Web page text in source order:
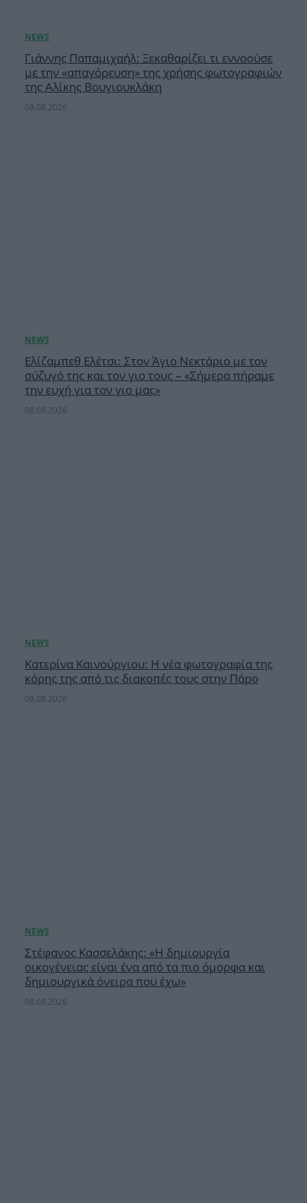
Γιάννης Παπαμιχαήλ: Ξεκαθαρίζει τι εννοούσε
με την «απαγόρευση» της χρήσης φωτογραφιών
της Αλίκης Βουγιουκλάκη
08.08.2026
Ελίζαμπεθ Ελέτσι: Στον Άγιο Νεκτάριο με τον
σύζυγό της και τον γιο τους – «Σήμερα πήραμε
την ευχή για τον γιο μας»
08.08.2026
Κατερίνα Καινούργιου: Η νέα φωτογραφία της
κόρης της από τις διακοπές τους στην Πάρο
08.08.2026
Στέφανος Κασσελάκης: «Η δημιουργία
οικογένειας είναι ένα από τα πιο όμορφα και
δημιουργικά όνειρα που έχω»
08.08.2026